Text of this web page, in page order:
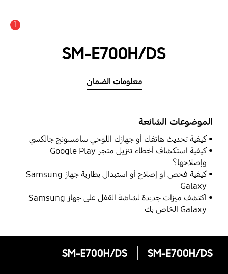
1
SM-E700H/DS
معلومات الضمان
الموضوعات الشائعة
كيفية تحديث هاتفك أو جهازك اللوحي سامسونج جالكسي
كيفية استكشاف أخطاء تنزيل متجر Google Play
وإصلاحها؟
كيفية فحص أو إصلاح أو استبدال بطارية جهاز Samsung
Galaxy
اكتشف ميزات جديدة لشاشة القفل على جهاز Samsung
Galaxy الخاص بك
SM-E700H/DS
SM-E700H/DS